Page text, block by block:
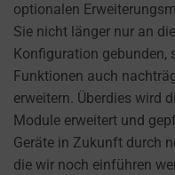
optionalen
Sie nicht länger nur an
Konfiguration gebunden,
Funktionen auch
erweitern. Überdies wird
Module erweitert und
Geräte in Zukunft durch
die wir noch einführen
shared.
also
explains
how
you
can